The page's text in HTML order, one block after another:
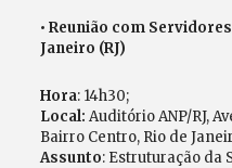
• Reunião com
Janeiro (RJ)
Hora: 14h30;
Local: Auditório ANP/RJ,
Bairro Centro, Rio de
Assunto: Estruturação da